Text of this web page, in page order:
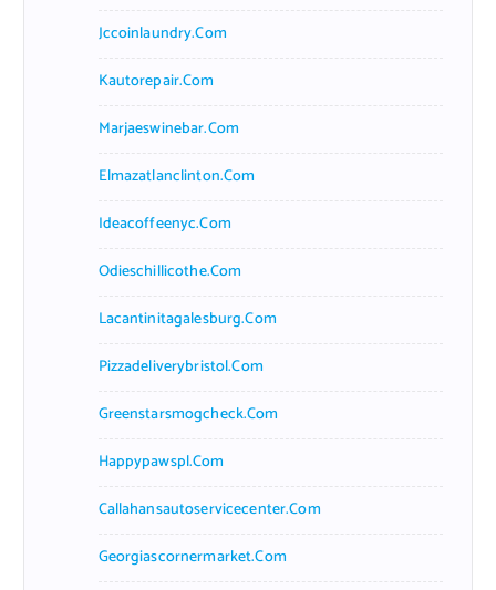
Jccoinlaundry.com
Kautorepair.com
Marjaeswinebar.com
Elmazatlanclinton.com
Ideacoffeenyc.com
Odieschillicothe.com
Lacantinitagalesburg.com
Pizzadeliverybristol.com
Greenstarsmogcheck.com
Happypawspl.com
Callahansautoservicecenter.com
Georgiascornermarket.com